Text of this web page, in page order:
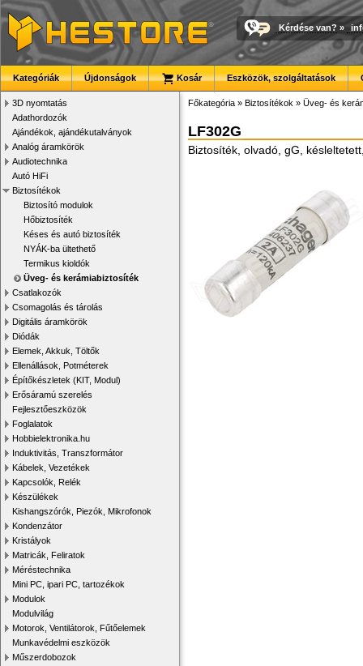
Kérdése van? »
Kategóriák Újdonságok Kosár Eszközök, szolgáltatások
3D nyomtatás
Adathordozók
Ajándékok, ajándékutalványok
Analóg áramkörök
Audiotechnika
Autó HiFi
Biztosítékok
Biztosító modulok
Hőbiztosíték
Késes és autó biztosíték
NYÁK-ba ültethető
Termikus kioldók
Üveg- és kerámiabiztosíték
Csatlakozók
Csomagolás és tárolás
Digitális áramkörök
Diódák
Elemek, Akkuk, Töltők
Ellenállások, Potméterek
Építőkészletek (KIT, Modul)
Erősáramú szerelés
Fejlesztőeszközök
Foglalatok
Hobbielektronika.hu
Induktivitás, Transzformátor
Kábelek, Vezetékek
Kapcsolók, Relék
Készülékek
Kishangszórók, Piezók, Mikrofonok
Kondenzátor
Kristályok
Matricák, Feliratok
Méréstechnika
Mini PC, ipari PC, tartozékok
Modulok
Modulvilág
Motorok, Ventilátorok, Fűtőelemek
Munkavédelmi eszközök
Műszerdobozok
Főkategória » Biztosítékok » Üveg- és
LF302G
Biztosíték, olvadó, gG,